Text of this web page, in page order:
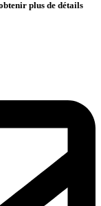
plus de détails